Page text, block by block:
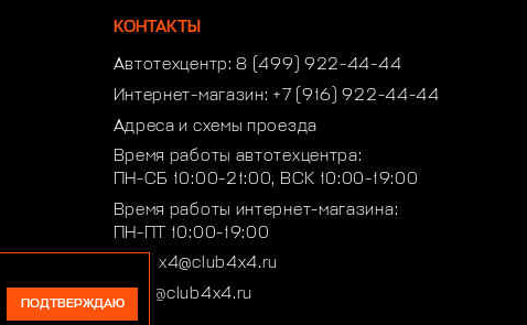
КОНТАКТЫ
Автотехцентр:8 (499) 922-44-44
Интернет-магазин: +7 (916) 922-44-44
Адреса и схемы проезда
Время работы автотехцентра:
ПН-СБ 10:00-21:00, ВСК 10:00-19:00
Время работы интернет-магазина:
ПН-ПТ 10:00-19:00
club4x4@club4x4.ru
shop@club4x4.ru
ПОДТВЕРЖДАЮ